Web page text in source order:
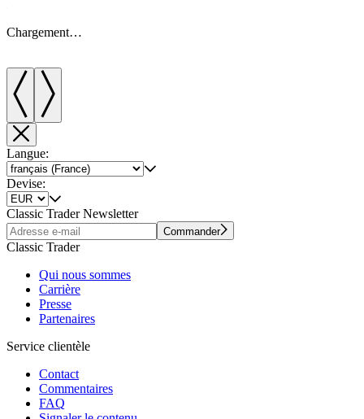
Chargement…
Langue:
Devise:
Classic Trader Newsletter
Commander
Classic Trader
Qui nous sommes
Carrière
Presse
Partenaires
Service clientèle
Contact
Commentaires
FAQ